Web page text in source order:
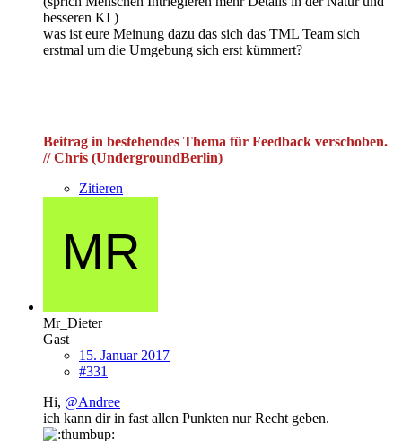
besseren KI )
was ist eure Meinung dazu das sich das TML Team sich
erstmal um die Umgebung sich erst kümmert?
Beitrag in bestehendes Thema für Feedback verschoben.
// Chris (UndergroundBerlin)
Zitieren
Mr_Dieter
Gast
15. Januar 2017
#331
Hi, @Andree
ich kann dir in fast allen Punkten nur Recht geben.